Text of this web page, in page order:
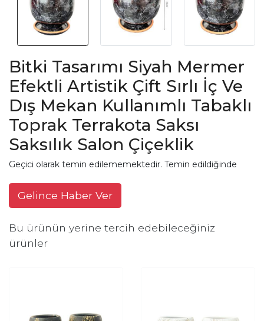
Bitki Tasarımı Siyah Mermer
Efektli Artistik Çift Sırlı İç Ve
Dış Mekan Kullanımlı Tabaklı
Toprak Terrakota Saksı
Saksılık Salon Çiçeklik
Geçici olarak temin edilememektedir. Temin edildiğinde
Gelince Haber Ver
Bu ürünün yerine tercih edebileceğiniz
ürünler